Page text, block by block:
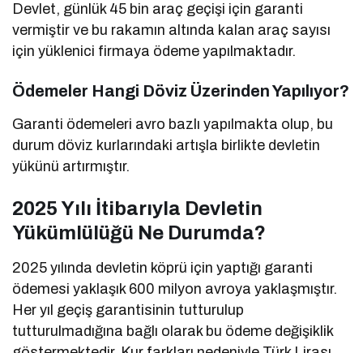
Devlet, günlük 45 bin araç geçişi için garanti
vermiştir ve bu rakamın altında kalan araç sayısı
için yüklenici firmaya ödeme yapılmaktadır.
Ödemeler Hangi Döviz Üzerinden Yapılıyor?
Garanti ödemeleri avro bazlı yapılmakta olup, bu
durum döviz kurlarındaki artışla birlikte devletin
yükünü artırmıştır.
2025 Yılı İtibarıyla Devletin
Yükümlülüğü Ne Durumda?
2025 yılında devletin köprü için yaptığı garanti
ödemesi yaklaşık 600 milyon avroya yaklaşmıştır.
Her yıl geçiş garantisinin tutturulup
tutturulmadığına bağlı olarak bu ödeme değişiklik